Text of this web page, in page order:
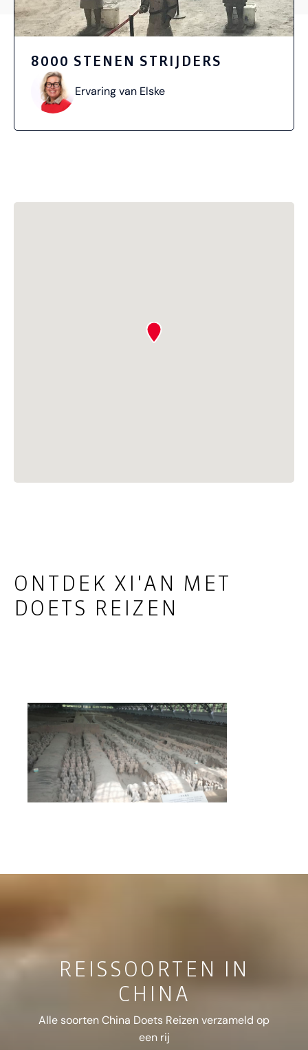
8000 STENEN STRIJDERS
Ervaring van Elske
ONTDEK XI'AN MET
DOETS REIZEN
REISSOORTEN IN
CHINA
Alle soorten China Doets Reizen verzameld op
een rij